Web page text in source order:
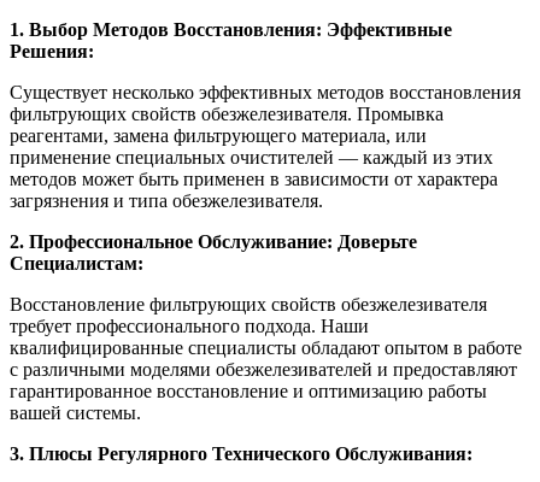
1. Выбор Методов Восстановления: Эффективные
Решения:
Существует несколько эффективных методов восстановления
фильтрующих свойств обезжелезивателя. Промывка
реагентами, замена фильтрующего материала, или
применение специальных очистителей — каждый из этих
методов может быть применен в зависимости от характера
загрязнения и типа обезжелезивателя.
2. Профессиональное Обслуживание: Доверьте
Специалистам:
Восстановление фильтрующих свойств обезжелезивателя
требует профессионального подхода. Наши
квалифицированные специалисты обладают опытом в работе
с различными моделями обезжелезивателей и предоставляют
гарантированное восстановление и оптимизацию работы
вашей системы.
3. Плюсы Регулярного Технического Обслуживания: